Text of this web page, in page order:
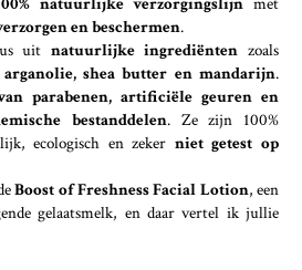
en beschermen.
uit natuurlijke ingrediënten zoals
shea butter en mandarijn.
parabenen, artificiële geuren en
bestanddelen. Ze zijn 100%
ecologisch en zeker niet getest op
Boost of Freshness Facial Lotion, een
gelaatsmelk, en daar vertel ik jullie